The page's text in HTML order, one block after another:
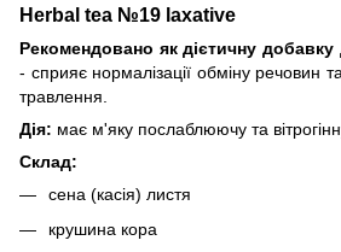
Herbal tea №19 laxative
Рекомендовано як дієтичну добавку
- сприяє нормалізації обміну речовин
травлення.
Дія: має м'яку послаблюючу та
Склад:
сена (касія) листя
крушина кора